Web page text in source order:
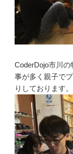
CoderDojo市川
事が多く親子で
りしております。